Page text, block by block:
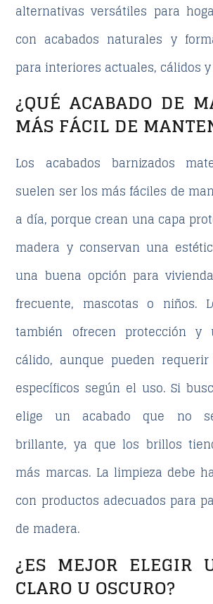
alternativas versátiles para
con acabados naturales y
para interiores actuales, cálidos
¿QUÉ ACABADO DE
MÁS FÁCIL DE
Los acabados barnizados
suelen ser los más fáciles de
a día, porque crean una capa
madera y conservan una
una buena opción para
frecuente, mascotas o niños.
también ofrecen protección
cálido, aunque pueden
específicos según el uso. Si
elige un acabado que no
brillante, ya que los brillos
más marcas. La limpieza debe
con productos adecuados para
de madera.
¿ES MEJOR ELEGIR
CLARO U OSCURO?